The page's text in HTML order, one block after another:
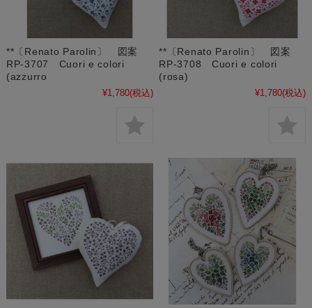
**〔Renato Parolin〕 図案
RP-3707 Cuori e colori
(azzurro
¥1,780(税込)
**〔Renato Parolin〕 図案
RP-3708 Cuori e colori
(rosa)
¥1,780(税込)